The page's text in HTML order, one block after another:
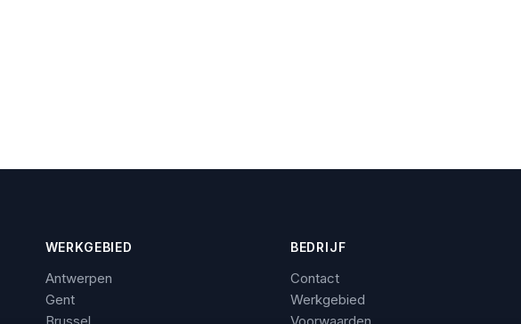
WERKGEBIED
Antwerpen
Gent
BEDRIJF
Contact
Werkgebied